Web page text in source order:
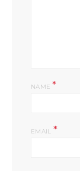
NAME*
EMAIL *